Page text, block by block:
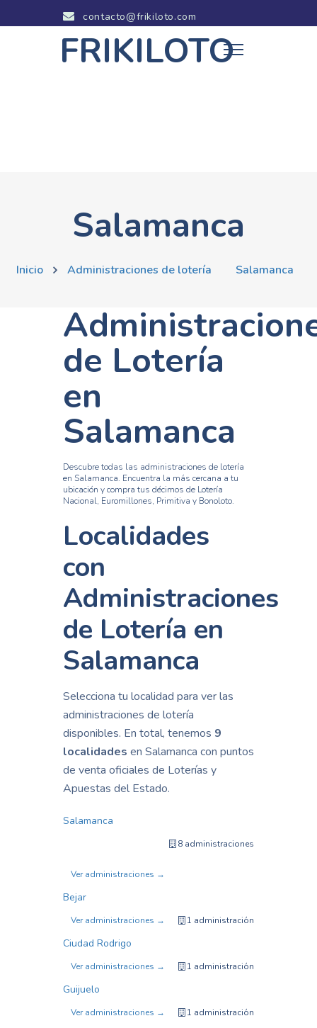
contacto@frikiloto.com
FRIKILOTO
Salamanca
Inicio Administraciones de lotería Salamanca
de Lotería
en
Salamanca
Descubre todas las administraciones de lotería
en Salamanca. Encuentra la más cercana a tu
ubicación y compra tus décimos de Lotería
Nacional, Euromillones, Primitiva y Bonoloto.
Localidades
con
Administraciones
de Lotería en
Salamanca
Selecciona tu localidad para ver las
administraciones de lotería
disponibles. En total, tenemos 9
localidades en Salamanca con puntos
de venta oficiales de Loterías y
Apuestas del Estado.
Salamanca
8 administraciones
Ver administraciones →
Bejar
1 administración
Ver administraciones →
Ciudad Rodrigo
1 administración
Ver administraciones →
Guijuelo
1 administración
Ver administraciones →